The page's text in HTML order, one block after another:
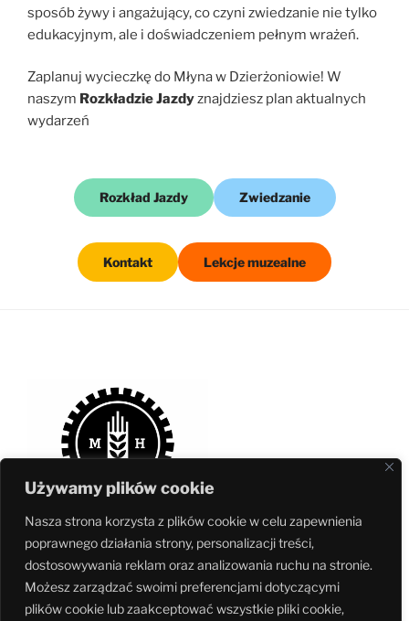
Używamy plików cookie
Nasza strona korzysta z plików cookie w celu zapewnienia
poprawnego działania strony, personalizacji treści,
dostosowywania reklam oraz analizowania ruchu na stronie.
Możesz zarządzać swoimi preferencjami dotyczącymi
plików cookie lub zaakceptować wszystkie pliki cookie,
sposób żywy i angażujący, co czyni zwiedzanie nie tylko
edukacyjnym, ale i doświadczeniem pełnym wrażeń.
Zaplanuj wycieczkę do Młyna w Dzierżoniowie! W
naszym Rozkładzie Jazdyznajdziesz plan aktualnych
wydarzeń
Rozkład Jazdy Zwiedzanie
Kontakt Lekcje muzealne
Muzeum jest częściąFundacji Ochrony Dziedzictwa Przemysłowego
Śląska – największej w Polsce niezależnej organizacji pozarządowej